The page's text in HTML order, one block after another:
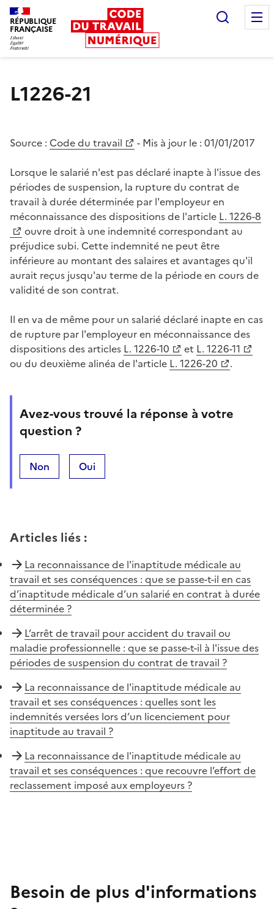
RÉPUBLIQUE
FRANÇAISE
L1226-21
Source : Code du travail - Mis à jour le : 01/01/2017
Lorsque le salarié n'est pas déclaré inapte à l'issue des
périodes de suspension, la rupture du contrat de
travail à durée déterminée par l'employeur en
méconnaissance des dispositions de l'article L. 1226-8
ouvre droit à une indemnité correspondant au
préjudice subi. Cette indemnité ne peut être
inférieure au montant des salaires et avantages qu'il
aurait reçus jusqu'au terme de la période en cours de
validité de son contrat.
Il en va de même pour un salarié déclaré inapte en cas
de rupture par l'employeur en méconnaissance des
dispositions des articles L. 1226-10 et L. 1226-11
ou du deuxième alinéa de l'article L. 1226-20 .
Avez-vous trouvé la réponse à votre
question ?
Non Oui
Articles liés :
La reconnaissance de l'inaptitude médicale au
travail et ses conséquences : que se passe-t-il en cas
d’inaptitude médicale d’un salarié en contrat à durée
déterminée ?
L’arrêt de travail pour accident du travail ou
maladie professionnelle : que se passe-t-il à l'issue des
périodes de suspension du contrat de travail ?
La reconnaissance de l'inaptitude médicale au
travail et ses conséquences : quelles sont les
indemnités versées lors d’un licenciement pour
inaptitude au travail ?
La reconnaissance de l'inaptitude médicale au
travail et ses conséquences : que recouvre l’effort de
reclassement imposé aux employeurs ?
Besoin de plus d'informations